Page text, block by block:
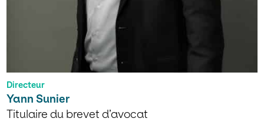
Directeur
Yann Sunier
Titulaire du brevet d’avocat